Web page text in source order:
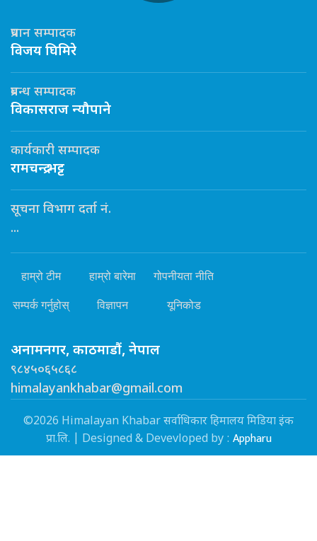
प्रधान सम्पादक
विजय घिमिरे
प्रबन्ध सम्पादक
विकासराज न्यौपाने
कार्यकारी सम्पादक
रामचन्द्र भट्ट
सूचना विभाग दर्ता नं.
...
हाम्रो टीम हाम्रो बारेमा गोपनीयता नीति
सम्पर्क गर्नुहोस् विज्ञापन यूनिकोड
अनामनगर, काठमाडौं, नेपाल
९८४५०६५८६८
himalayankhabar@gmail.com
©2026 Himalayan Khabar सर्वाधिकार हिमालय मिडिया इंक
प्रा.लि. | Designed & Devevloped by : Appharu